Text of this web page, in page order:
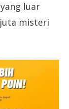
luar
misteri